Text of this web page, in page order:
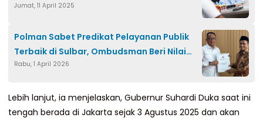
Tempat di Balanipa
Jumat, 11 April 2025
Polman Sabet Predikat Pelayanan Publik
Terbaik di Sulbar, Ombudsman Beri Nilai
Tinggi
Rabu, 1 April 2026
Lebih lanjut, ia menjelaskan, Gubernur Suhardi Duka saat ini
tengah berada di Jakarta sejak 3 Agustus 2025 dan akan